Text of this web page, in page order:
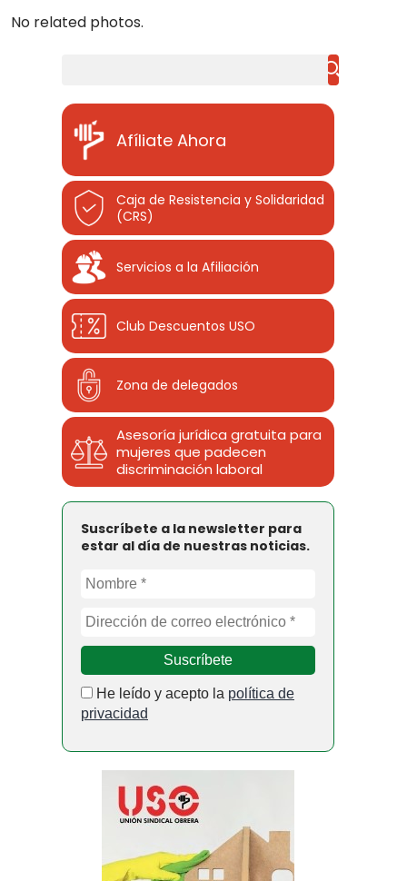
No related photos.
Afíliate Ahora
Caja de Resistencia y Solidaridad
(CRS)
Servicios a la Afiliación
Club Descuentos USO
Zona de delegados
Asesoría jurídica gratuita para
mujeres que padecen
discriminación laboral
Suscríbete a la newsletter para
estar al día de nuestras noticias.
He leído y acepto la política de
privacidad